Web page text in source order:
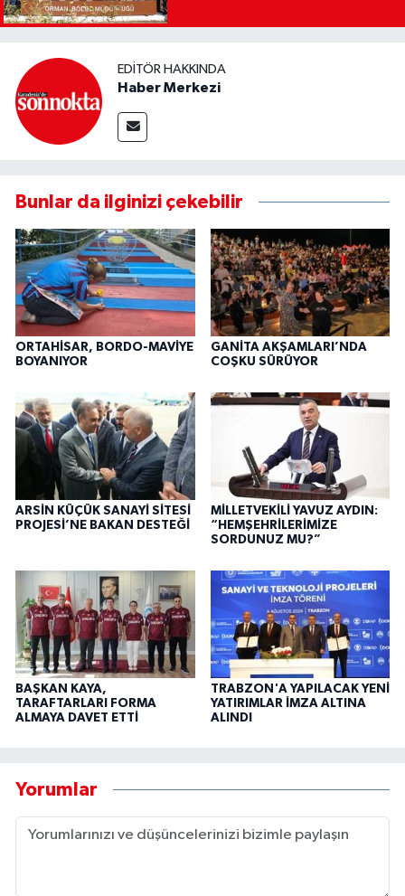
EDITÖR HAKKINDA
Haber Merkezi
Bunlar da ilginizi çekebilir
ORTAHİSAR, BORDO-MAVİYE
BOYANIYOR
GANİTA AKŞAMLARI’NDA
COŞKU SÜRÜYOR
ARSİN KÜÇÜK SANAYİ SİTESİ
PROJESİ’NE BAKAN DESTEĞİ
MİLLETVEKİLİ YAVUZ AYDIN:
“HEMŞEHRİLERİMİZE
SORDUNUZ MU?”
BAŞKAN KAYA,
TARAFTARLARI FORMA
ALMAYA DAVET ETTİ
TRABZON'A YAPILACAK YENİ
YATIRIMLAR İMZA ALTINA
ALINDI
Yorumlar